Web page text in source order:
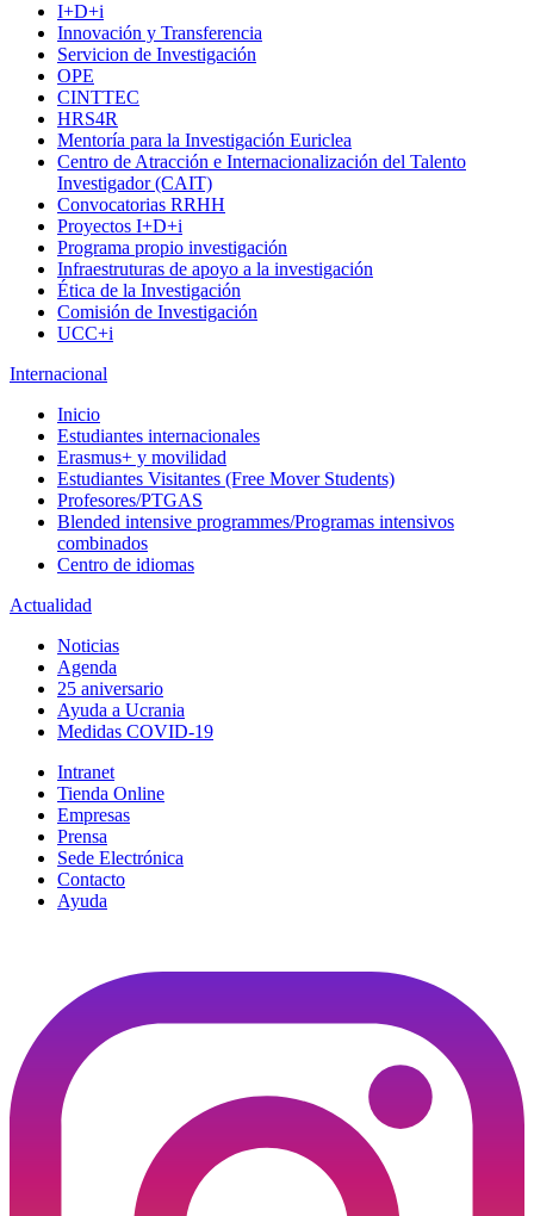
I+D+i
Innovación y Transferencia
Servicion de Investigación
OPE
CINTTEC
HRS4R
Mentoría para la Investigación Euriclea
Centro de Atracción e Internacionalización del Talento
Investigador (CAIT)
Convocatorias RRHH
Proyectos I+D+i
Programa propio investigación
Infraestruturas de apoyo a la investigación
Ética de la Investigación
Comisión de Investigación
UCC+i
Internacional
Inicio
Estudiantes internacionales
Erasmus+ y movilidad
Estudiantes Visitantes (Free Mover Students)
Profesores/PTGAS
Blended intensive programmes/Programas intensivos
combinados
Centro de idiomas
Actualidad
Noticias
Agenda
25 aniversario
Ayuda a Ucrania
Medidas COVID-19
Intranet
Tienda Online
Empresas
Prensa
Sede Electrónica
Contacto
Ayuda